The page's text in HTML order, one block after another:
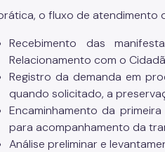
o fluxo de atendimento
Recebimento das
Relacionamento com o
Registro da demanda em
quando solicitado, a
Encaminhamento da
para acompanhamento da
Análise preliminar e